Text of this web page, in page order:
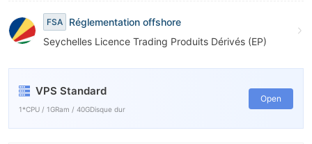
FSA
Réglementation offshore
Seychelles Licence Trading Produits Dérivés (EP)
VPS Standard
1*CPU / 1GRam / 40GDisque dur
Open